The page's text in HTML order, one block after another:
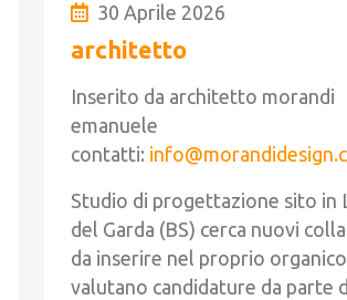
30 Aprile 2026
architetto
Inserito da architetto morandi
emanuele
contatti:
Studio di progettazione sito in
del Garda (BS) cerca nuovi
da inserire nel proprio
valutano candidature da parte